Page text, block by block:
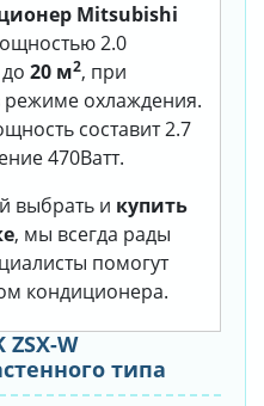
Mitsubishi
2.0
20 м2, при
режиме охлаждения.
составит 2.7
470Ватт.
выбрать и купить
, мы всегда рады
помогут
кондиционера.
W
типа